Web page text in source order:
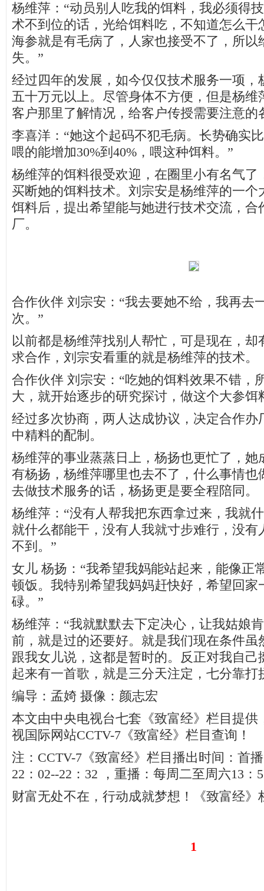
杨维萍：“动员别人吃我的饵料，我必须得
术不到位的话，光给饵料吃，不知道怎么干
海参就是有毛病了，人家也接受不了，所以
失。”
经过四年的发展，如今仅仅技术服务一项，
五十万元以上。尽管身体不方便，但是杨维
客户那里了解情况，给客户传授需要注意的
李喜洋：“她这个起码不犯毛病。长势确实
喂的能增加30%到40%，喂这种饵料。”
杨维萍的饵料很受欢迎，在圈里小有名气了
买断她的饵料技术。刘宗安是杨维萍的一个
饵料后，提出希望能与她进行技术交流，合
厂。
合作伙伴 刘宗安：“我去要她不给，我再去
次。”
以前都是杨维萍找别人帮忙，可是现在，却
求合作，刘宗安看重的就是杨维萍的技术。
合作伙伴 刘宗安：“吃她的饵料效果不错，
大，就开始逐步的研究探讨，做这个大参饵
经过多次协商，两人达成协议，决定合作办
中精料的配制。
杨维萍的事业蒸蒸日上，杨扬也更忙了，她
有杨扬，杨维萍哪里也去不了，什么事情也
去做技术服务的话，杨扬更是要全程陪同。
杨维萍：“没有人帮我把东西拿过来，我就
就什么都能干，没有人我就寸步难行，没有
不到。”
女儿 杨扬：“我希望我妈能站起来，能像正
顿饭。我特别希望我妈妈赶快好，希望回家
碌。”
杨维萍：“我就默默去下定决心，让我姑娘
前，就是过的还要好。就是我们现在条件虽
跟我女儿说，这都是暂时的。反正对我自己
起来有一首歌，就是三分天注定，七分靠打
编导：孟婍 摄像：颜志宏
本文由中央电视台七套《致富经》栏目提供
视国际网站CCTV-7《致富经》栏目查询！
注：CCTV-7《致富经》栏目播出时间：首
22：02--22：32 ，重播：每周二至周六13
财富无处不在，行动成就梦想！《致富经》
1